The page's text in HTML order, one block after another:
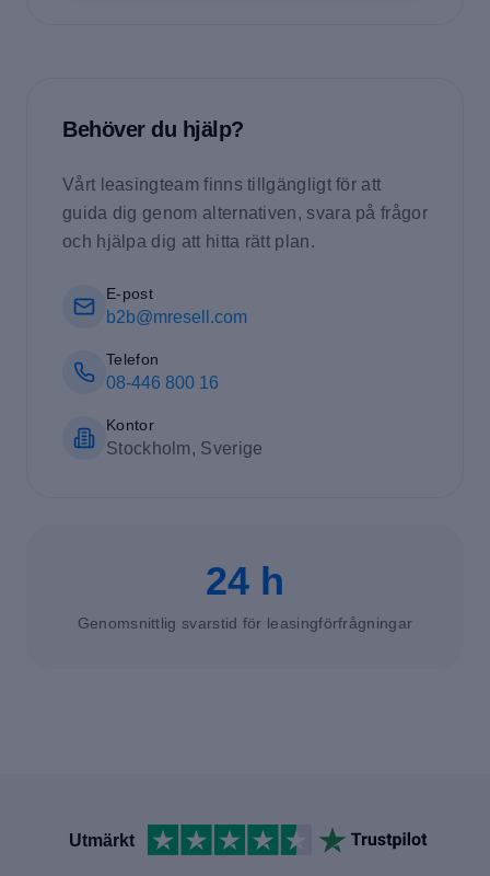
Behöver du hjälp?
Vårt leasingteam finns tillgängligt för att
guida dig genom alternativen, svara på frågor
och hjälpa dig att hitta rätt plan.
E-post
b2b@mresell.com
Telefon
08-446 800 16
Kontor
Stockholm, Sverige
24 h
Genomsnittlig svarstid för leasingförfrågningar
Utmärkt